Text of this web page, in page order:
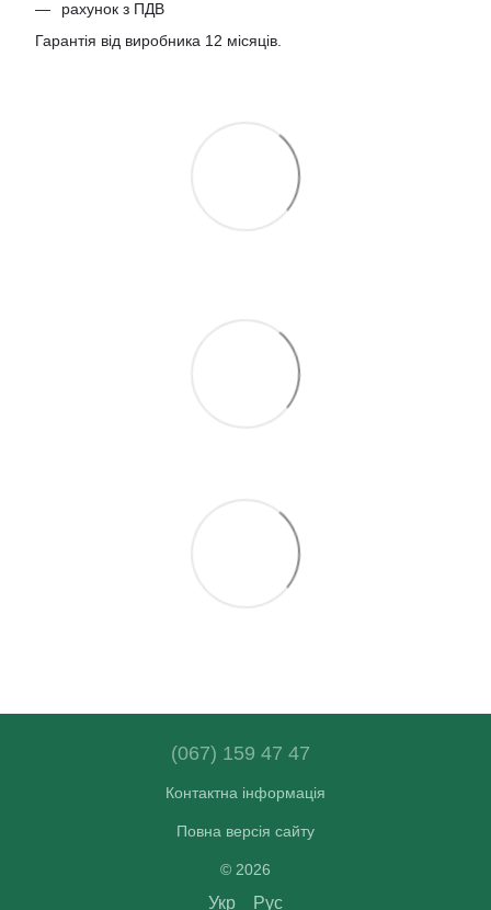
рахунок з ПДВ
Гарантія від виробника 12 місяців.
(067) 159 47 47
Контактна інформація
Повна версія сайту
© 2026
Укр Рус